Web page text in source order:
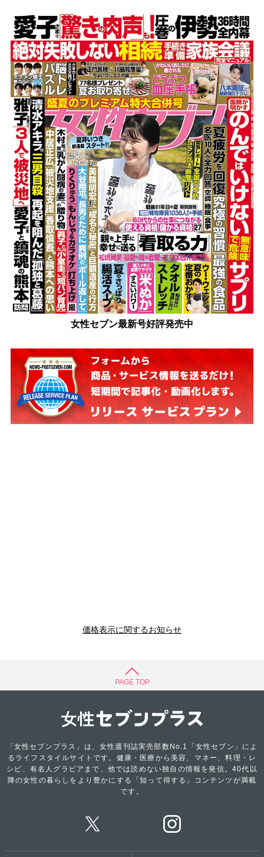
女性セブン最新号好評発売中
価格表示に関するお知らせ
PAGE TOP
「女性セブンプラス」は、女性週刊誌実売部数No.1「女性セブン」によ
るライフスタイルサイトです。健康・医療から美容、マネー、料理・レ
シピ、有名人グラビアまで、他では読めない独自の情報を発信。40代以
降の女性の暮らしをより豊かにする「知って得する」コンテンツが満載
です。